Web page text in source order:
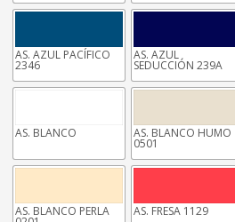
AS. AZUL PACÍFICO
2346
AS. AZUL
SEDUCCIÓN 239A
AS. BLANCO AS. BLANCO HUMO
0501
AS. BLANCO PERLA AS. FRESA 1129